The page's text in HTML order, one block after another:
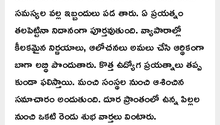
సమస్యల వల్ల ఇబ్బందులు పడ తారు. ఏ ప్రయత్నం
తలపెట్టినా నిదానంగా పూర్తవుతుంది. వ్యాపారాల్లో
కీలకమైన నిర్ణయాలు, ఆలోచనలు అమలు చేసి ఆర్థికంగా
బాగా లబ్ధి పొందుతారు. కొత్త ఉద్యోగ ప్రయత్నాలు తప్ప
కుండా ఫలిస్తాయి. మంచి సంస్థల నుంచి ఆశించిన
సమాచారం అందుతుంది. దూర ప్రాంతంలో ఉన్న పిల్లల
నుంచి ఒకటి రెండు శుభ వార్తలు వింటారు.